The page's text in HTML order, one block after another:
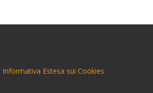
Informativa Estesa sui Cookies